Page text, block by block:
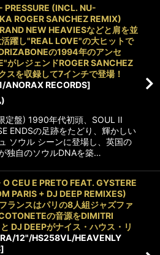
PRESSURE (INCL. NU-
ROGER SANCHEZ REMIX)
NEW HEAVIESなどと肩を並
躍し"REAL LOVE"の大ヒットで
の1994年のアンセ
がレジェンドROGER SANCHEZ
スを収録して7インチで登場！
RECORDS]
定盤) 1990年代初頭、SOUL II
ENDSの足跡をたどり、輝かしい
ソウル シーンに登場し、英国の
独自のソウルDNAを築…
CEU E PRETO FEAT. GYSTERE
PARIS + DJ DEEP REMIXES)
フランスはパリの8人組ジャズファ
の音源をDIMITRI
DJ DEEPがナイス・ハウス・リ
12"/HS258VL/HEAVENLY
]